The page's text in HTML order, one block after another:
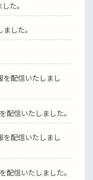
た。
した。
配信いたしまし
配信いたしました。
配信いたしまし
配信いたしました。